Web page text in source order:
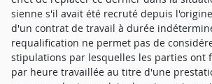
sienne s'il avait été recruté depuis
d'un contrat de travail à durée
requalification ne permet pas de
stipulations par lesquelles les parties ont
par heure travaillée au titre d'une